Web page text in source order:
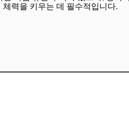
력을 키우는 데 필수적입니다.